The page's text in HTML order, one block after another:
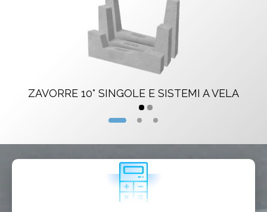
ZAVORRE 10° SINGOLE E SISTEMI A VELA
Installatore
Altro